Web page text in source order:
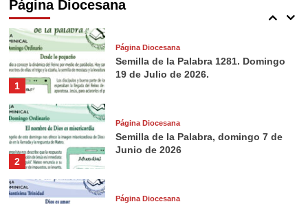
Página Diocesana
5
1
Página Diocesana
Semilla de la Palabra 1281. Domingo
19 de Julio de 2026.
2
Página Diocesana
Semilla de la Palabra, domingo 7 de
Junio de 2026
Página Diocesana